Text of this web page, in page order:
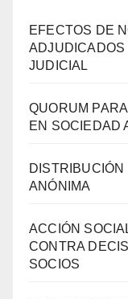
EFECTOS DE
ADJUDICADOS
JUDICIAL
QUORUM
EN SOCIEDAD
ANÓNIMA
ACCIÓN
CONTRA
SOCIOS